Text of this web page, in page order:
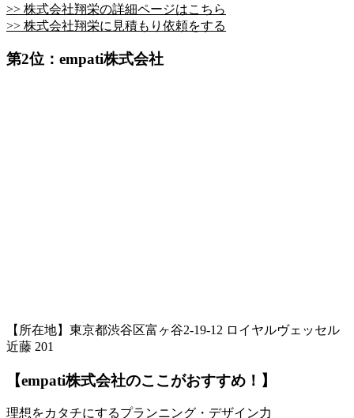
>> 株式会社翔栄の詳細ページはこちら
>> 株式会社翔栄に見積もり依頼をする
第2位：empati株式会社
【所在地】東京都渋谷区富ヶ谷2-19-12 ロイヤルヴェッセル
近藤 201
【empati株式会社のここがおすすめ！】
理想をカタチにするプランニング・デザイン力